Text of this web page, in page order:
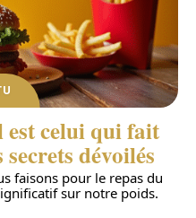
est celui qui fait
dévoilés
faisons pour le repas du
sur notre poids.